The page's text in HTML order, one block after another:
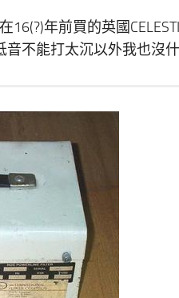
年前買的英國
不能打太沉以外我也沒